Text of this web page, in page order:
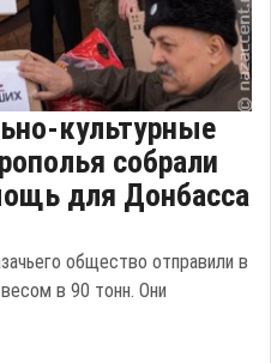
культурные
собрали
для Донбасса
общество отправили в
в 90 тонн. Они